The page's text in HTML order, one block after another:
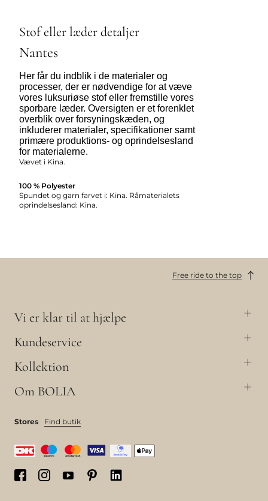
Stof eller læder detaljer
Nantes
Her får du indblik i de materialer og
processer, der er nødvendige for at væve
vores luksuriøse stof eller fremstille vores
sporbare læder. Oversigten er et forenklet
overblik over forsyningskæden, og
inkluderer materialer, specifikationer samt
primære produktions- og oprindelsesland
for materialerne.
Vævet i Kina.
100 % Polyester
Spundet og garn farvet i: Kina. Råmaterialets
oprindelsesland: Kina.
Free ride to the top
Vi er klar til at hjælpe
Kundeservice
Kollektion
Om BOLIA
Stores Find butik